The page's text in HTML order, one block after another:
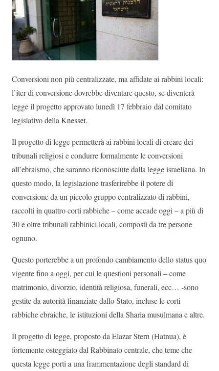
Conversioni non più centralizzate, ma affidate ai rabbini locali:
l’iter di conversione dovrebbe diventare questo, se diventerà
legge il progetto approvato lunedì 17 febbraio dal comitato
legislativo della Knesset.
Il progetto di legge permetterà ai rabbini locali di creare dei
tribunali religiosi e condurre formalmente le conversioni
all’ebraismo, che saranno riconosciute dalla legge israeliana. In
questo modo, la legislazione trasferirebbe il potere di
conversione da un piccolo gruppo centralizzato di rabbini,
raccolti in quattro corti rabbiche – come accade oggi – a più di
30 e oltre tribunali rabbinici locali, composti da tre persone
ognuno.
Questo porterebbe a un profondo cambiamento dello status quo
vigente fino a oggi, per cui le questioni personali – come
matrimonio, divorzio, identità religiosa, funerali, ecc… -sono
gestite da autorità finanziate dallo Stato, incluse le corti
rabbiche ebraiche, le istituzioni della Sharia musulmana e altre.
Il progetto di legge, proposto da Elazar Stern (Hatnua), è
fortemente osteggiato dal Rabbinato centrale, che teme che
questa legge porti a una frammentazione degli standard di